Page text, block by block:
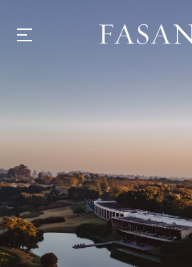
TIENDA | SELEZIONE
DESCUBRIR
WHAT'S COOKING
CORRIERE
HISTORIA
SOSTENIBILIDAD
CONTACTO